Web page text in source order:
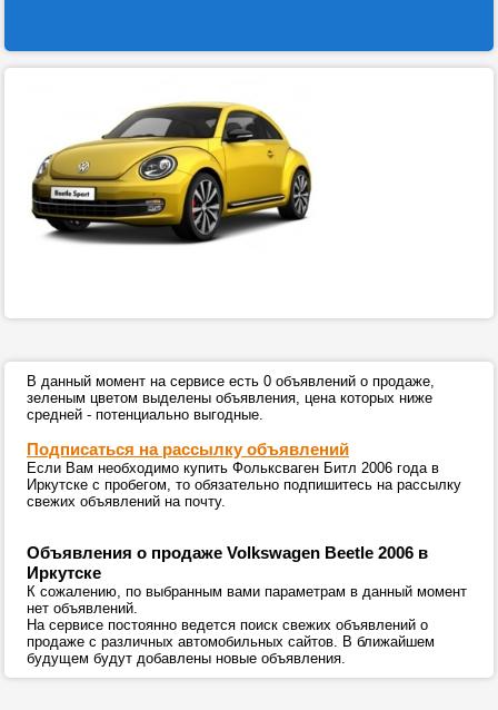
В данный момент на сервисе есть 0 объявлений о продаже,
зеленым цветом выделены объявления, цена которых ниже
средней - потенциально выгодные.
Подписаться на рассылку объявлений
Если Вам необходимо купить Фольксваген Битл 2006 года в
Иркутске с пробегом, то обязательно подпишитесь на рассылку
свежих объявлений на почту.
Объявления о продаже Volkswagen Beetle 2006 в
Иркутске
К сожалению, по выбранным вами параметрам в данный момент
нет объявлений.
На сервисе постоянно ведется поиск свежих объявлений о
продаже с различных автомобильных сайтов. В ближайшем
будущем будут добавлены новые объявления.